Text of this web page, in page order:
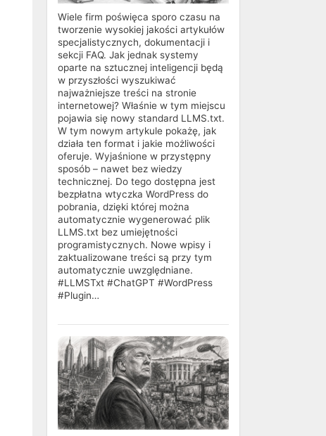
Wiele firm poświęca sporo czasu na
tworzenie wysokiej jakości artykułów
specjalistycznych, dokumentacji i
sekcji FAQ. Jak jednak systemy
oparte na sztucznej inteligencji będą
w przyszłości wyszukiwać
najważniejsze treści na stronie
internetowej? Właśnie w tym miejscu
pojawia się nowy standard LLMS.txt.
W tym nowym artykule pokażę, jak
działa ten format i jakie możliwości
oferuje. Wyjaśnione w przystępny
sposób – nawet bez wiedzy
technicznej. Do tego dostępna jest
bezpłatna wtyczka WordPress do
pobrania, dzięki której można
automatycznie wygenerować plik
LLMS.txt bez umiejętności
programistycznych. Nowe wpisy i
zaktualizowane treści są przy tym
automatycznie uwzględniane.
#LLMSTxt #ChatGPT #WordPress
#Plugin…